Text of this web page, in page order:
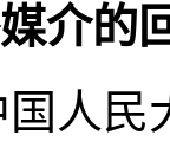
介的
国人民